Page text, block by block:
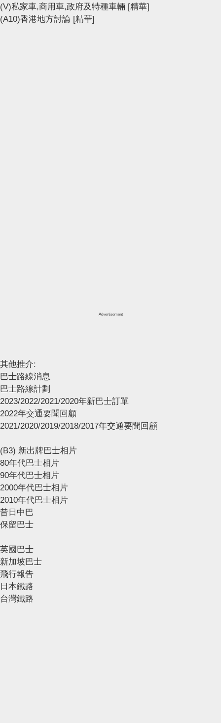
(V)私家車,商用車,政府及特種車輛 [精華]
(A10)香港地方討論 [精華]
Advertisement
其他推介:
巴士路線消息
巴士路線計劃
2023/2022/2021/2020年新巴士訂單
2022年交通要聞回顧
2021/2020/2019/2018/2017年交通要聞回顧
(B3) 新出牌巴士相片
80年代巴士相片
90年代巴士相片
2000年代巴士相片
2010年代巴士相片
昔日中巴
保留巴士
英國巴士
新加坡巴士
飛行報告
日本鐵路
台灣鐵路